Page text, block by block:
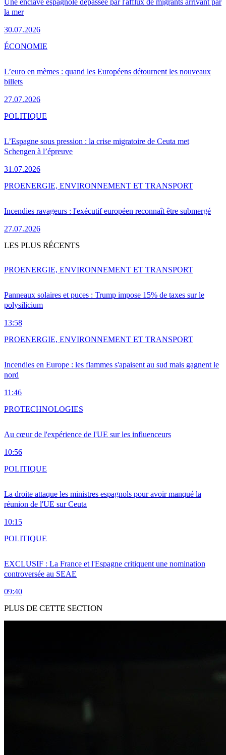
la mer
30.07.2026
L’euro en mèmes : quand les Européens détournent les nouveaux
billets
27.07.2026
ÉCONOMIE
L’Espagne sous pression : la crise migratoire de Ceuta met
Schengen à l’épreuve
31.07.2026
POLITIQUE
Incendies ravageurs : l'exécutif européen reconnaît être submergé
27.07.2026
PROENERGIE, ENVIRONNEMENT ET TRANSPORT
LES PLUS RÉCENTS
Panneaux solaires et puces : Trump impose 15% de taxes sur le
polysilicium
13:58
PROENERGIE, ENVIRONNEMENT ET TRANSPORT
Incendies en Europe : les flammes s'apaisent au sud mais gagnent le
nord
11:46
PROENERGIE, ENVIRONNEMENT ET TRANSPORT
Au cœur de l'expérience de l'UE sur les influenceurs
10:56
PROTECHNOLOGIES
La droite attaque les ministres espagnols pour avoir manqué la
réunion de l'UE sur Ceuta
10:15
POLITIQUE
EXCLUSIF : La France et l'Espagne critiquent une nomination
controversée au SEAE
09:40
POLITIQUE
PLUS DE CETTE SECTION